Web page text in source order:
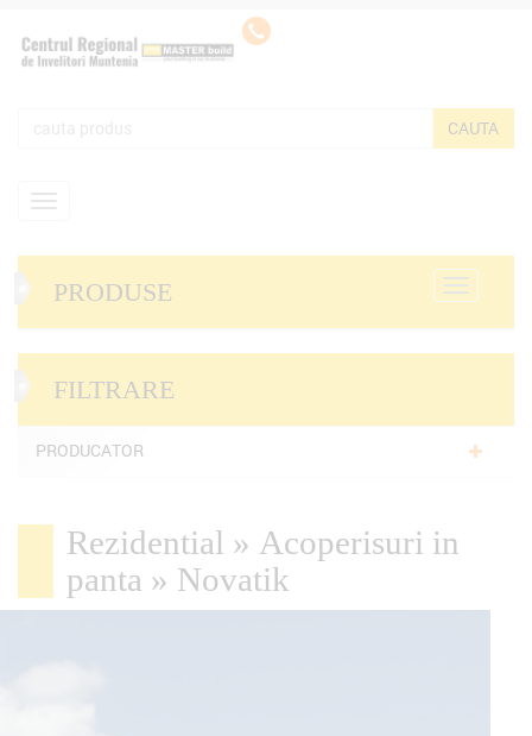
PRODUSE
FILTRARE
PRODUCATOR
Rezidential » Acoperisuri in
panta » Novatik